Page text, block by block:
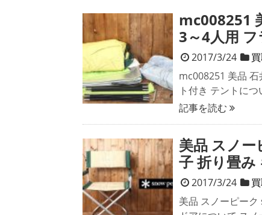
mc008251
3～4人用
2017/3/24
mc008251 美品
ト付き テントに
記事を読む
美品 スノ
子 折り畳み
2017/3/24
美品 スノーピー